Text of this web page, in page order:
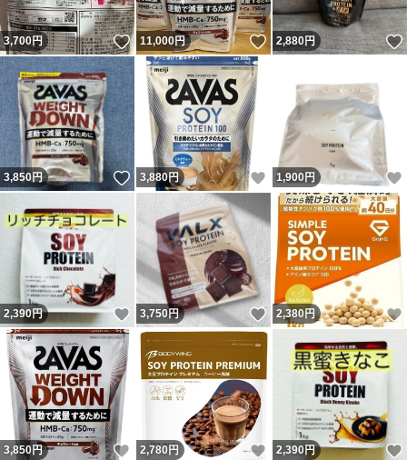
3,700円 いいね！
11,000円 いいね！
2,880円
3,850円 いいね！
3,880円 いいね！
1,900円
2,390円 いいね！
3,750円 いいね！
2,380円
3,850円 いいね！
2,780 円 いいね！
2,390円